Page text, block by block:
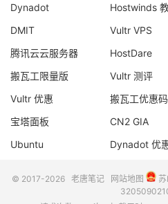
Dynadot
Hostwinds
DMIT
Vultr VPS
腾讯云云服务器
HostDare
搬瓦工限量版
Vultr 测评
Vultr 优惠
搬瓦工优惠码
宝塔面板
CN2 GIA
Ubuntu
Dynadot 优
© 2017-2026 老唐笔记 网站地图 苏